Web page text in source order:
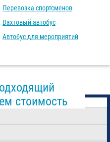
Перевозка спортсменов
Вахтовый автобус
Автобус для мероприятий
стоимость